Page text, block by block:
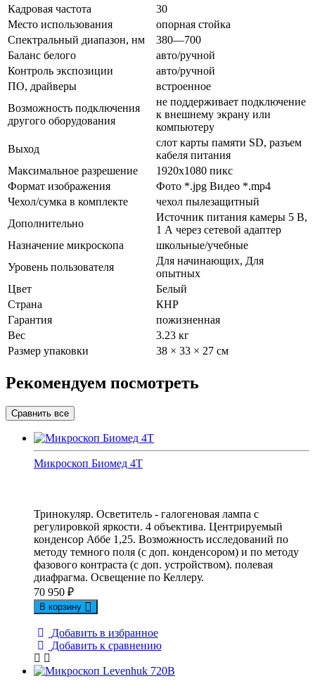
Кадровая частота
30
Место использования
опорная стойка
Спектральный диапазон, нм
380—700
Баланс белого
авто/ручной
Контроль экспозиции
авто/ручной
ПО, драйверы
встроенное
Возможность подключения
другого оборудования
не поддерживает подключение
к внешнему экрану или
компьютеру
Выход
слот карты памяти SD, разъем
кабеля питания
Максимальное разрешение
1920x1080 пикс
Формат изображения
Фото *.jpg Видео *.mp4
Чехол/сумка в комплекте
чехол пылезащитный
Дополнительно
Источник питания камеры 5 В,
1 А через сетевой адаптер
Назначение микроскопа
школьные/учебные
Уровень пользователя
Для начинающих, Для
опытных
Цвет
Белый
Страна
КНР
Гарантия
пожизненная
Вес
3.23 кг
Размер упаковки
38 × 33 × 27 см
Рекомендуем посмотреть
Микpоскоп Биомед 4Т
Тринокуляр. Осветитель - галогеновая лампа с
регулировкой яркости. 4 объектива. Центрируемый
конденсор Аббе 1,25. Возможность исследований по
методу темного поля (с доп. конденсором) и по методу
фазового контраста (с доп. устройством). полевая
диафрагма. Освещение по Келлеру.
70 950 ₽
В корзину
Добавить в избранное
Добавить к сравнению